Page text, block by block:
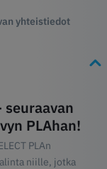
yhteistiedot
seuraavan
PLAhan!
PLAn
niille, jotka